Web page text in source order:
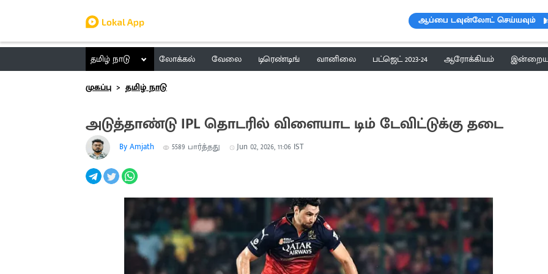
ஆப்பை டவுன்லோட் செய்யவும்
தமிழ் நாடு லோக்கல் வேலை டிரெண்டிங் வானிலை பட்ஜெட் 2023-24 ஆரோக்கியம் இன்றைய
முகப்பு
தமிழ் நாடு
அடுத்தாண்டு IPL தொடரில் விளையாட டிம் டேவிட்டுக்கு தடை
By Amjath 5589 பார்த்தது Jun 02, 2026, 11:06 IST